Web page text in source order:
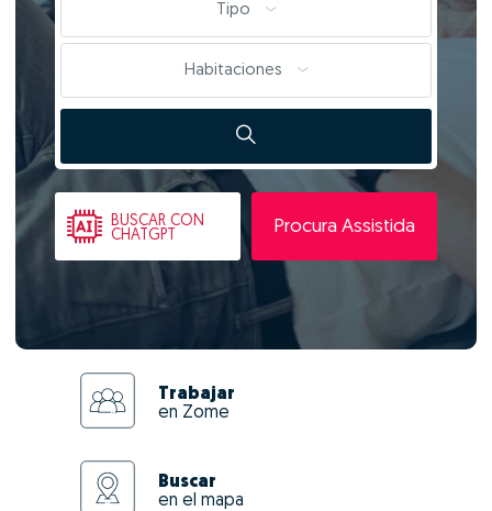
Tipo
Habitaciones
BUSCAR CON
CHATGPT
Procura Assistida
Trabajar
en Zome
Buscar
en el mapa